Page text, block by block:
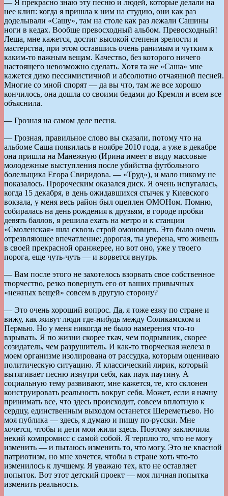
— Я прекрасно знаю эту песню и людей, которые делали на
нее клип: когда я пришла к ним на студию, они как раз
доделывали «Сашу», там на столе как раз лежали Сашины
ноги в кедах. Вообще превосходный альбом. Превосходный!
Леша, мне кажется, достиг высокой степени зрелости и
мастерства, при этом оставшись очень ранимым и чутким к
каким-то важным вещам. Качество, без которого ничего
настоящего невозможно сделать. Хотя та же «Саша» мне
кажется дико пессимистичной и абсолютно отчаянной песней.
Многие со мной спорят — да вы что, там же все хорошо
кончилось, она дошла со своими бедами до Кремля и всем все
объяснила.
— Грозная на самом деле песня.
— Грозная, правильное слово вы сказали, потому что на
альбоме Саша появилась в ноябре 2010 года, а уже в декабре
она пришла на Манежную (Ирина имеет в виду массовые
молодежные выступления после убийства футбольного
болельщика Егора Свиридова. — «Труд»), и мало никому не
показалось. Пророческим оказался диск. Я очень испугалась,
когда 15 декабря, в день ожидавшихся стычек у Киевского
вокзала, у меня весь район был оцеплен ОМОНом. Помню,
собиралась на день рождения к друзьям, в городе пробки
девять баллов, я решила ехать на метро и к станции
«Смоленская» шла сквозь строй омоновцев. Это было очень
отрезвляющее впечатление: дорогая, ты уверена, что живешь
в своей прекрасной оранжерее, но вот оно, уже у твоего
порога, еще чуть-чуть — и ворвется внутрь.
— Вам после этого не захотелось взорвать свое собственное
творчество, резко повернуть его от ваших привычных
«нежных вещей» совсем в другую сторону?
— Это очень хороший вопрос. Да, я тоже езжу по стране и
вижу, как живут люди где-нибудь между Соликамском и
Пермью. Но у меня никогда не было намерения что-то
взрывать. Я по жизни скорее ткач, чем подрывник, скорее
созидатель, чем разрушитель. И как-то творческая железа в
моем организме изолирована от рассудка, которым оцениваю
политическую ситуацию. Я классический лирик, который
вытягивает песню изнутри себя, как паук паутину. А
социальную тему развивают, мне кажется, те, кто склонен
конструировать реальность вокруг себя. Может, если я начну
принимать все, что здесь происходит, совсем вплотную к
сердцу, единственным выходом останется Шереметьево. Но
моя публика — здесь, я думаю и пишу по-русски. Мне
хочется, чтобы и дети мои жили здесь. Поэтому заключила
некий компромисс с самой собой. Я терплю то, что не могу
изменить — и пытаюсь изменить то, что могу. Это не квасной
патриотизм, но мне хочется, чтобы в стране хоть что-то
изменилось к лучшему. Я уважаю тех, кто не оставляет
попыток. Вот этот детский проект — моя личная попытка
изменить реальность.